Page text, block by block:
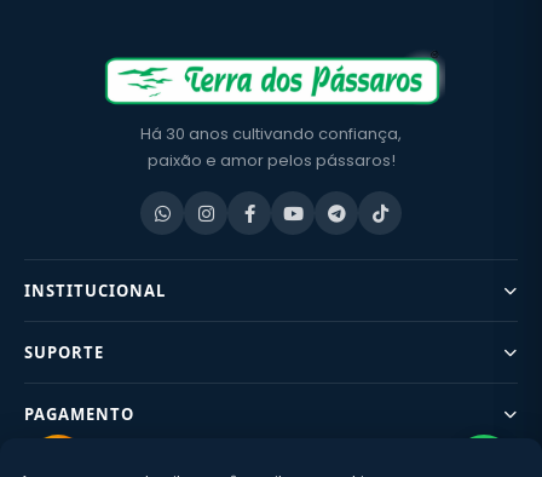
Há 30 anos cultivando confiança,
paixão e amor pelos pássaros!
INSTITUCIONAL
SUPORTE
PAGAMENTO